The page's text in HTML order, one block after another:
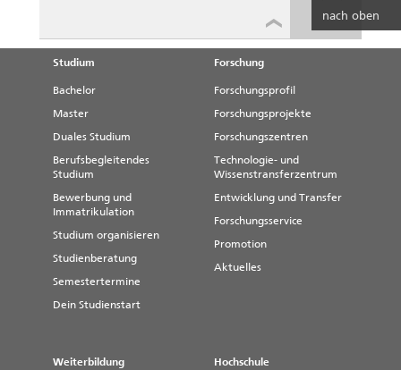
nach oben
Studium
Bachelor
Master
Duales Studium
Berufsbegleitendes
Studium
Bewerbung und
Immatrikulation
Studium organisieren
Studienberatung
Semestertermine
Dein Studienstart
Forschung
Forschungsprofil
Forschungsprojekte
Forschungszentren
Technologie- und
Wissenstransferzentrum
Entwicklung und Transfer
Forschungsservice
Promotion
Aktuelles
Weiterbildung Hochschule